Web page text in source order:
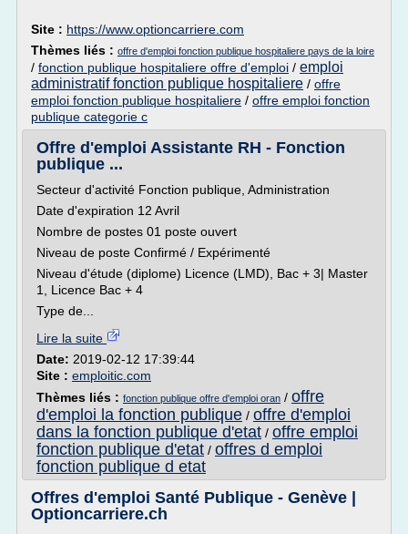
Site : https://www.optioncarriere.com
Thèmes liés : offre d'emploi fonction publique hospitaliere pays de la loire
/ fonction publique hospitaliere offre d'emploi / emploi
administratif fonction publique hospitaliere / offre
emploi fonction publique hospitaliere / offre emploi fonction
publique categorie c
Offre d'emploi Assistante RH - Fonction
publique ...
Secteur d'activité Fonction publique, Administration
Date d'expiration 12 Avril
Nombre de postes 01 poste ouvert
Niveau de poste Confirmé / Expérimenté
Niveau d'étude (diplome) Licence (LMD), Bac + 3| Master
1, Licence Bac + 4
Type de...
Lire la suite
Date: 2019-02-12 17:39:44
Site : emploitic.com
Thèmes liés : fonction publique offre d'emploi oran / offre
d'emploi la fonction publique / offre d'emploi
dans la fonction publique d'etat / offre emploi
fonction publique d'etat / offres d emploi
fonction publique d etat
Offres d'emploi Santé Publique - Genève |
Optioncarriere.ch